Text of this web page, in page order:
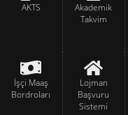
AKTS
Akademik
Takvim
İşçi Maaş
Bordroları
Lojman
Başvuru
Sistemi